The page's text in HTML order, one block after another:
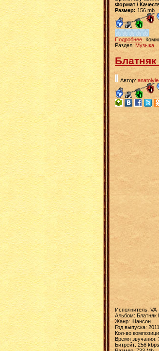
Формат /
Размер: 156 mb
Подробнее
Раздел: Музыка
Автор:
Исполнитель: VA
Альбом: Блатняк
Жанр: Шансон
Год выпуска: 2011
Кол-во
Время звучания:
Битрейт: 256 kbps